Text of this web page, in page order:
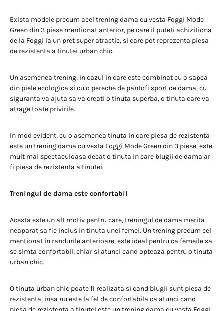
Exista modele precum acel trening dama cu vesta Foggi Mode
Green din 3 piese mentionat anterior, pe care il puteti achizitiona
de la Foggi la un pret super atractic, si care pot reprezenta piesa
de rezistenta a tinutei urban chic.
Un asemenea trening, in cazul in care este combinat cu o sapca
din piele ecologica si cu o pereche de pantofi sport de dama, cu
siguranta va ajuta sa va creati o tinuta superba, o tinuta care va
atrage toate privirile.
In mod evident, cu o asemenea tinuta in care piesa de rezistenta
este un trening dama cu vesta Foggi Mode Green din 3 piese, este
mult mai spectaculoasa decat o tinuta in care blugii de dama ar
fi piesa de rezistenta a tinutei.
Treningul de dama este confortabil
Acesta este un alt motiv pentru care, treningul de dama merita
neaparat sa fie inclus in tinuta unei femei. Un trening precum cel
mentionat in randurile anterioare, este ideal pentru ca femeile sa
se simta confortabil, chiar si atunci cand opteaza pentru o tinuta
urban chic.
O tinuta urban chic poate fi realizata si cand blugii sunt piesa de
rezistenta, insa nu este la fel de confortabila ca atunci cand
piesa de rezistenta a tinutei este un trening dama cu vesta Foggi